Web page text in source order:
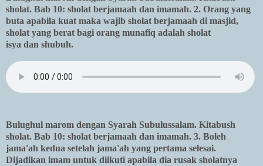
sholat. Bab 10: sholat berjamaah dan imamah. 2. Orang yang
buta apabila kuat maka wajib sholat berjamaah di masjid,
sholat yang berat bagi orang munafiq adalah sholat
isya dan shubuh.
Bulughul marom dengan Syarah Subulussalam. Kitabush
sholat. Bab 10: sholat berjamaah dan imamah. 3. Boleh
jama'ah kedua setelah jama'ah yang pertama selesai.
Dijadikan imam untuk diikuti apabila dia rusak sholatnya